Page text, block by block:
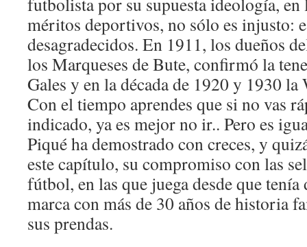
méritos deportivos, no sólo es injusto:
desagradecidos. En 1911, los dueños
los Marqueses de Bute, confirmó la
Gales y en la década de 1920 y 1930
Con el tiempo aprendes que si no vas
indicado, ya es mejor no ir.. Pero es
Piqué ha demostrado con creces, y
este capítulo, su compromiso con las
fútbol, en las que juega desde que tenía
marca con más de 30 años de historia
sus prendas.